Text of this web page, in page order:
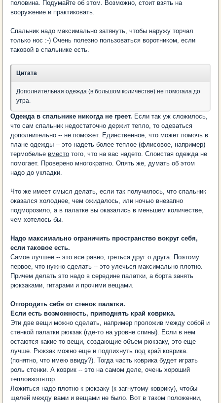
половина. Подумайте об этом. Возможно, стоит взять на
вооружение и практиковать.
Спальник надо максимально затянуть, чтобы наружу торчал
только нос :-) Очень полезно пользоваться воротником, если
таковой в спальнике есть.
Цитата
Дополнительная одежда (в большом количестве) не помогала до
утра.
Одежда в спальнике никогда не греет. Если так уж сложилось,
что сам спальник недостаточно держит тепло, то одеваться
дополнительно -- не поможет. Единственное, что может помочь в
плане одежды -- это надеть более теплое (флисовое, например)
термобелье вместо того, что на вас надето. Слоистая одежда не
помогает. Проверено многократно. Опять же, думать об этом
надо до укладки.
Что же имеет смысл делать, если так получилось, что спальник
оказался холоднее, чем ожидалось, или ночью внезапно
подморозило, а в палатке вы оказались в меньшем количестве,
чем хотелось бы.
Надо максимально ограничить пространство вокруг себя,
если таковое есть.
Самое лучшее -- это все равно, греться друг о друга. Поэтому
первое, что нужно сделать -- это улечься максимально плотно.
Причем делать это надо в середине палатки, а борта занять
рюкзаками, гитарами и прочими вещами.
Отгородить себя от стенок палатки.
Если есть возможность, приподнять край коврика.
Эти две вещи можно сделать, например проложив между собой и
стенкой палатки рюкзак (где-то на уровне спины). Если в нем
остаются какие-то вещи, создающие объем рюкзаку, это еще
лучше. Рюкзак можно еще и подпихнуть под край коврика.
(понятно, что имею ввиду?). Тогда часть коврика будет играть
роль стенки. А коврик -- это на самом деле, очень хороший
теплоизолятор.
Ложиться надо плотно к рюкзаку (к загнутому коврику), чтобы
щелей между вами и вещами не было. Вот в таком положении,